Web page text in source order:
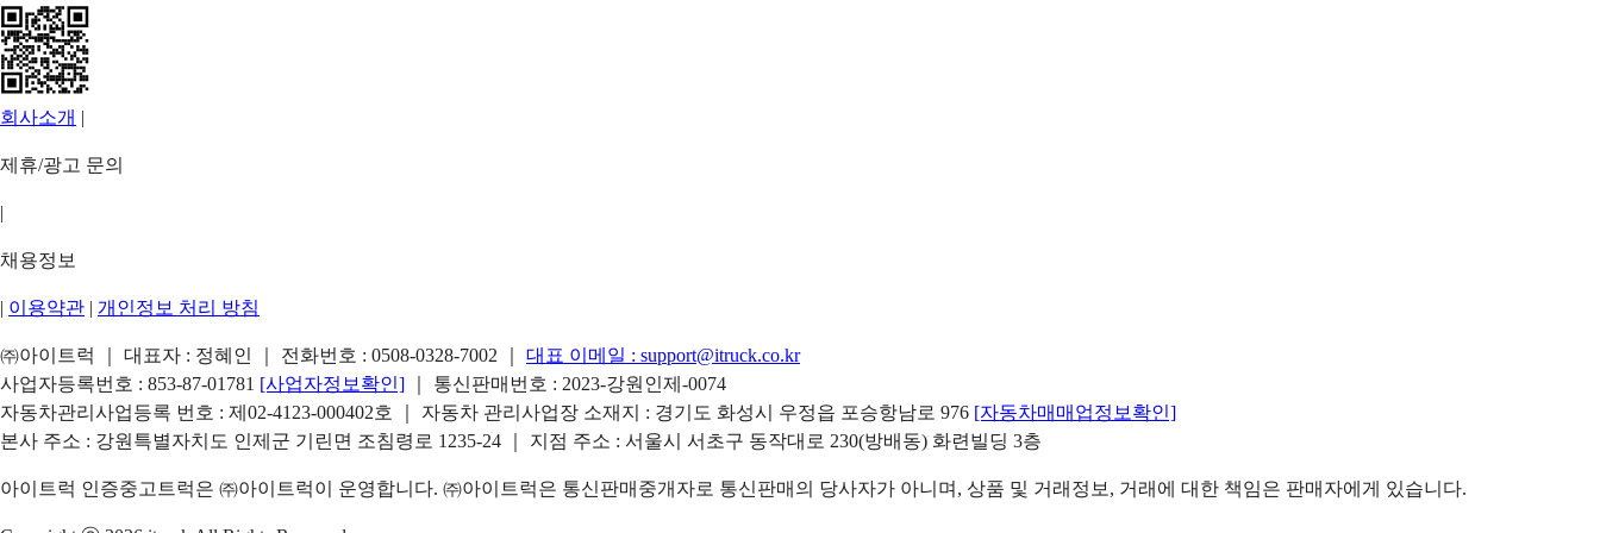
회사소개 |
제휴/광고 문의
|
채용정보
| 이용약관 | 개인정보 처리 방침
㈜아이트럭 ｜ 대표자 : 정혜인 ｜ 전화번호 : 0508-0328-7002 대표 이메일 : support@itruck.co.kr
사업자등록번호 : 853-87-01781 [사업자정보확인]
｜ 통신판매번호 : 2023-강원인제-0074
자동차관리사업등록 번호 : 제02-4123-000402호 ｜ 자동차 관리사업장 소재지 : 경기도 화성시 우정읍 포승항남로 976 [자동차매매업정보확인]
본사 주소 : 강원특별자치도 인제군 기린면 조침령로 1235-24 ｜ 지점 주소 : 서울시 서초구 동작대로 230(방배동) 화련빌딩 3층
아이트럭 인증중고트럭은 ㈜아이트럭이 운영합니다. ㈜아이트럭은 통신판매중개자로 통신판매의 당사자가 아니며, 상품 및 거래정보, 거래에 대한 책임은 판매자에게 있습니다.